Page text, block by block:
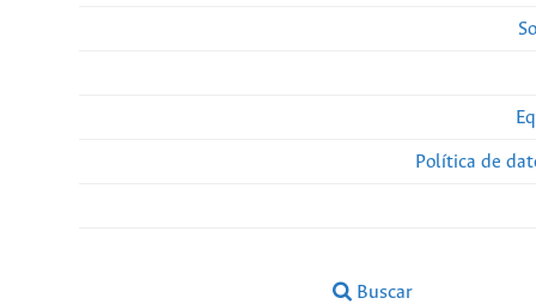
Política de
Buscar